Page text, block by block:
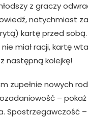
z graczy
natychmiast
kartę przed
nie miał racji, kartę
następną kolejkę!
zupełnie nowych
–
Spostrzegawczość